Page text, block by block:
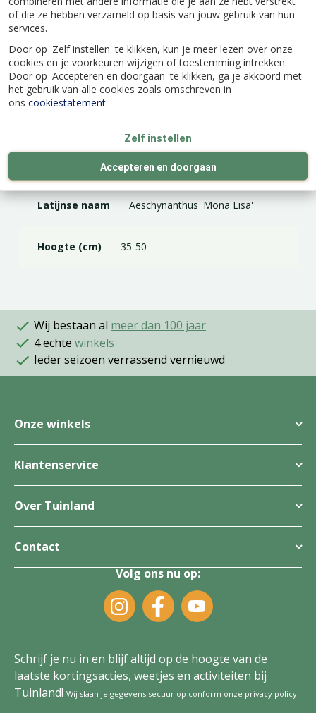
of die ze hebben verzameld op basis van jouw gebruik van hun
services.
Door op 'Zelf instellen' te klikken, kun je meer lezen over onze
cookies en je voorkeuren wijzigen of toestemming intrekken.
Door op 'Accepteren en doorgaan' te klikken, ga je akkoord met
het gebruik van alle cookies zoals omschreven in
ons cookiestatement.
Zelf instellen
Accepteren en doorgaan
en heeft een voorkeur voor helder, indirect licht.
Vochtig houden en een goede luchtvochtigheid
9992121707276
Latijnse naam Aeschynanthus 'Mona Lisa'
Hoogte (cm) 35-50
Wij bestaan al meer dan 100 jaar
4 echte winkels
Ieder seizoen verrassend vernieuwd
Onze winkels
Klantenservice
Over Tuinland
Contact
Volg ons nu op:
Schrijf je nu in en blijf altijd op de hoogte van de
laatste kortingsacties, weetjes en activiteiten bij
Tuinland! Wij slaan je gegevens secuur op conform onze privacy policy.